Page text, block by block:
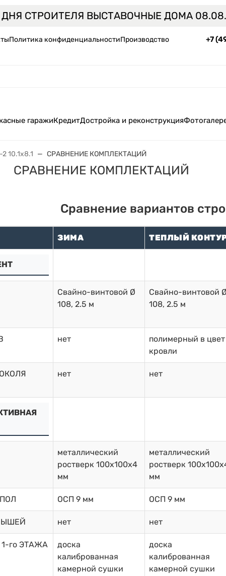
СТРОИТЕЛЯ ВЫСТАВОЧНЫЕ ДОМА
Политика конфиденциальностиПроизводство +7
гаражиКредитДостройка и реконструкция
10.1x8.1 СРАВНЕНИЕ КОМПЛЕКТАЦИЙ
СРАВНЕНИЕ КОМПЛЕКТАЦИЙ
Сравнение вариантов
ЗИМА ТЕПЛЫЙ
Свайно-винтовой Ø
108, 2.5 м
Свайно-винтовой Ø
108, 2.5 м
нет
полимерный в цвет
кровли
нет нет
металлический
ростверк 100х100х4
мм
металлический
ростверк
мм
ОСП 9 мм ОСП 9 мм
нет нет
го ЭТАЖА
доска
калиброванная
камерной сушки
доска
калиброванная
камерной сушки